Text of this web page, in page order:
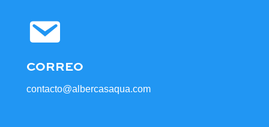
CORREO
contacto@albercasaqua.com